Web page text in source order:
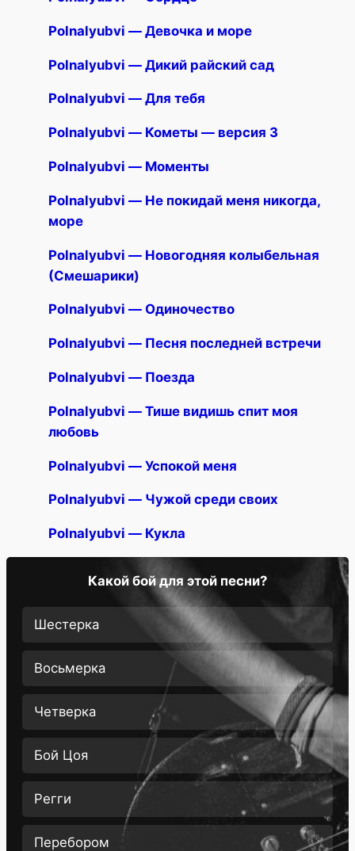
Polnalyubvi — Девочка и море
Polnalyubvi — Дикий райский сад
Polnalyubvi — Для тебя
Polnalyubvi — Кометы — версия 3
Polnalyubvi — Моменты
Polnalyubvi — Не покидай меня никогда,
море
Polnalyubvi — Новогодняя колыбельная
(Смешарики)
Polnalyubvi — Одиночество
Polnalyubvi — Песня последней встречи
Polnalyubvi — Поезда
Polnalyubvi — Тише видишь спит моя
любовь
Polnalyubvi — Успокой меня
Polnalyubvi — Чужой среди своих
Polnalyubvi — Кукла
Какой бой для этой песни?
Шестерка
Восьмерка
Четверка
Бой Цоя
Регги
Перебором